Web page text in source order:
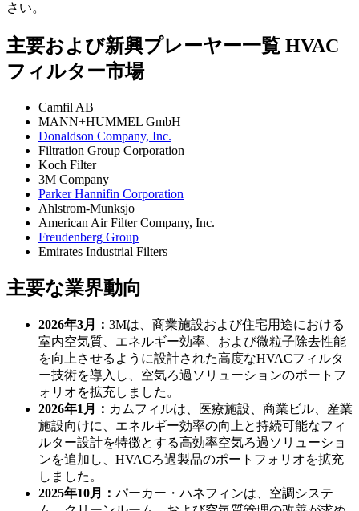
さい。
主要および新興プレーヤー一覧 HVAC
フィルター市場
Camfil AB
MANN+HUMMEL GmbH
Donaldson Company, Inc.
Filtration Group Corporation
Koch Filter
3M Company
Parker Hannifin Corporation
Ahlstrom-Munksjo
American Air Filter Company, Inc.
Freudenberg Group
Emirates Industrial Filters
主要な業界動向
2026年3月： 3Mは、商業施設および住宅用途における
室内空気質、エネルギー効率、および微粒子除去性能
を向上させるように設計された高度なHVACフィルタ
ー技術を導入し、空気ろ過ソリューションのポートフ
ォリオを拡充しました。
2026年1月： カムフィルは、医療施設、商業ビル、産業
施設向けに、エネルギー効率の向上と持続可能なフィ
ルター設計を特徴とする高効率空気ろ過ソリューショ
ンを追加し、HVACろ過製品のポートフォリオを拡充
しました。
2025年10月： パーカー・ハネフィンは、空調システ